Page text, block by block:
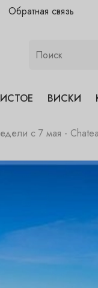
Обратная связь
ВИСКИ
с 7 мая -